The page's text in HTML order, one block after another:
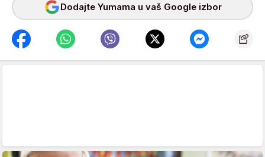
Dodajte Yumama u vaš Google izbor